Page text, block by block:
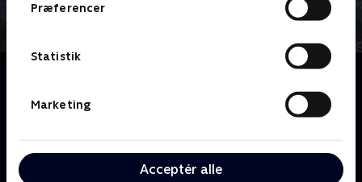
Præferencer
Statistik
Marketing
Acceptér alle
CPH Lufthavnen er hver dag knudepunkt for 60.000
meget forskellige passagerer med helt forskellige
arbejdsplads for flere tusinde danskere. CPH
Lufthavnen er en serie, som skildrer denne